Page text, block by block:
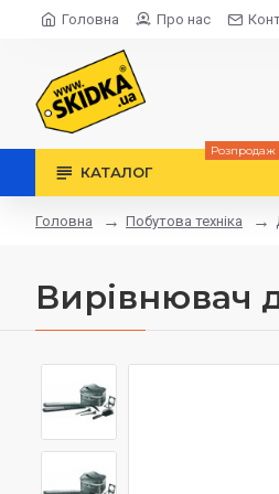
Головна Про нас
КАТАЛОГ
Розпродаж
Головна Побутова техніка
Вирівнювач